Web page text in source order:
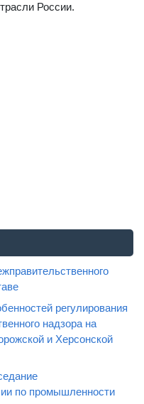
России.
регулирования
надзора на
и Херсонской
по промышленности